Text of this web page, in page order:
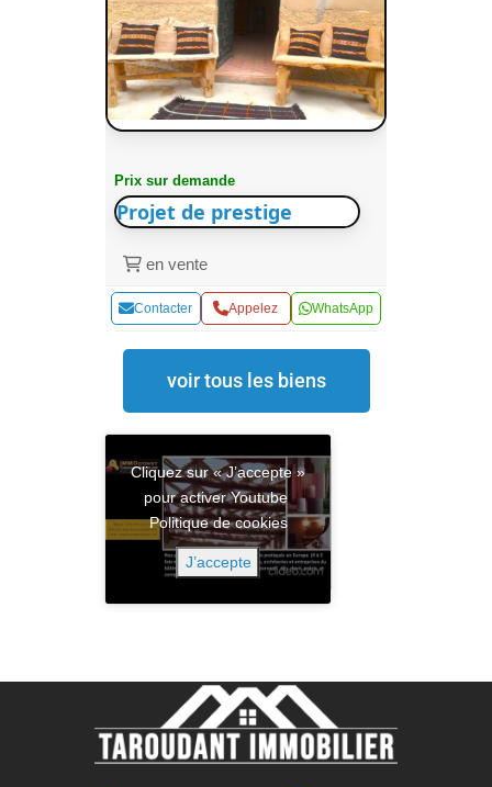
Prix sur demande
Projet de prestige
en vente
Contacter Appelez WhatsApp
voir tous les biens
Cliquez sur « J’accepte »
pour activer Youtube
Politique de cookies
J’accepte